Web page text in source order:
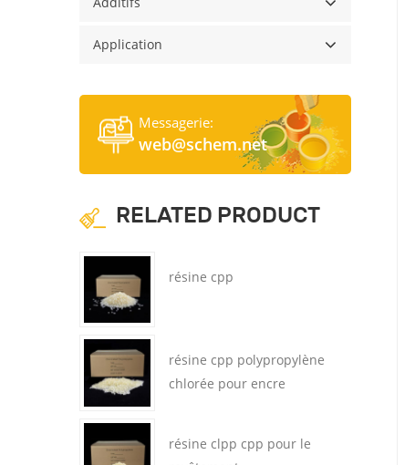
Application
Messagerie:
web@schem.net
RELATED PRODUCT
résine cpp
résine cpp polypropylène
chlorée pour encre
résine clpp cpp pour le